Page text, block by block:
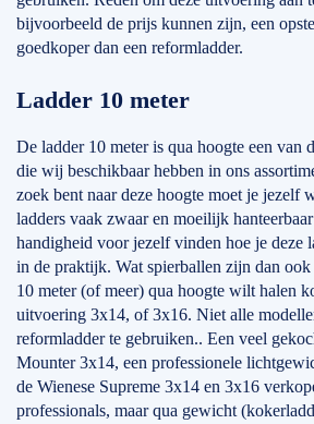
bijvoorbeeld de prijs kunnen zijn, een
goedkoper dan een reformladder.
Ladder 10 meter
De ladder 10 meter is qua hoogte een van
die wij beschikbaar hebben in ons
zoek bent naar deze hoogte moet je jezelf
ladders vaak zwaar en moeilijk
handigheid voor jezelf vinden hoe je deze
in de praktijk. Wat spierballen zijn dan
10 meter (of meer) qua hoogte wilt halen
uitvoering 3x14, of 3x16. Niet alle
reformladder te gebruiken.. Een veel
Mounter 3x14, een professionele
de Wienese Supreme 3x14 en 3x16
professionals, maar qua gewicht